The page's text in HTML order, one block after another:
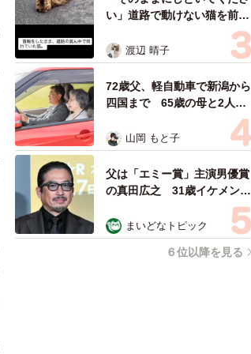
い」道路で動けない猫を前に
返された一言… 懸命に生き
ようとした4日間 「命の重
さはみんな同じ」保護団体代
表の訴え
渡辺 晴子
72歳父、軽自動車で新潟から
四国まで 65歳の母と2人で
3泊4日の旅 パーキングの休
憩まで分刻み… 「大学生で
も組まねえよ！」
山岡 もと子
父は「エミー賞」主演男優賞
の真田広之 31歳イケメン俳
優が長髪ヒゲのワイルド近影
「ガチヒロさんそっくり」
「新たな一面もステキ」
まいどなトピック
６位以降を見る